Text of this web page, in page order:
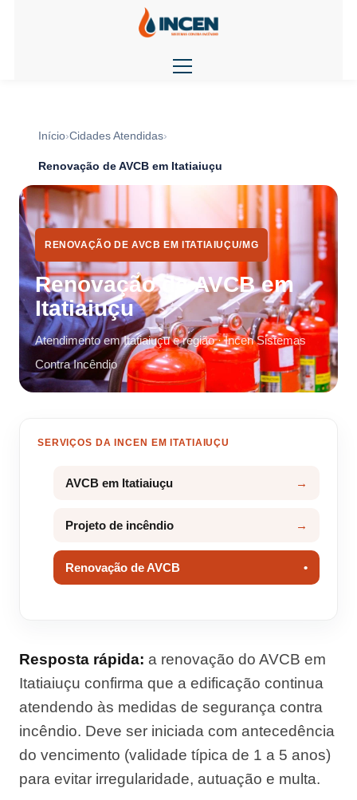
Início Cidades Atendidas
Renovação de AVCB em Itatiaiuçu
RENOVAÇÃO DE AVCB EM ITATIAIUÇU/MG
Renovação de AVCB em
Itatiaiuçu
Atendimento em Itatiaiuçu e região · Incen Sistemas
Contra Incêndio
SERVIÇOS DA INCEN EM ITATIAIUÇU
AVCB em Itatiaiuçu
Projeto de incêndio
Renovação de AVCB
Resposta rápida: a renovação do AVCB em
Itatiaiuçu confirma que a edificação continua
atendendo às medidas de segurança contra
incêndio. Deve ser iniciada com antecedência
do vencimento (validade típica de 1 a 5 anos)
para evitar irregularidade, autuação e multa.